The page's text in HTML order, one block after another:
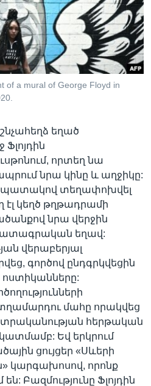
of a mural of George Floyd in
եղած
որտեղ նա
նրա կինը և աղջիկը:
տեղափոխվել
էլ կեղծ թղթադրամի
նրա վերջին
եղավ:
վերաբերյալ
գործով ընդգրկվեցին
ոստիկանները:
մահը որակվեց
հերթական
Եվ երկրում
ցույցեր «Սևերի
կարգախոսով, որոնք
են: Բազմությունը Ֆլոյդին